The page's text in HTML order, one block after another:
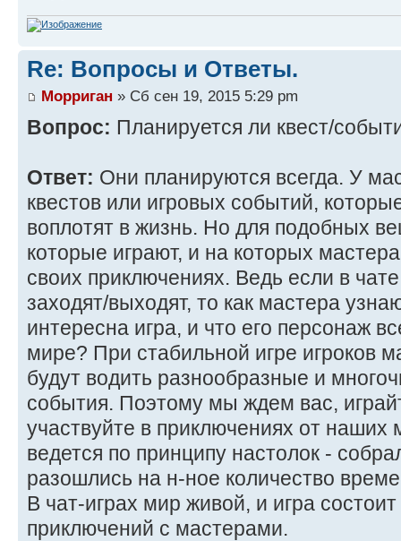
Re: Вопросы и Ответы.
Морриган » Сб сен 19, 2015 5:29 pm
Вопрос: Планируется ли квест/
Ответ: Они планируются всегда. У
квестов или игровых событий,
воплотят в жизнь. Но для подобных
которые играют, и на которых
своих приключениях. Ведь если в
заходят/выходят, то как мастера
интересна игра, и что его персонаж
мире? При стабильной игре игроков
будут водить разнообразные и
события. Поэтому мы ждем вас,
участвуйте в приключениях от наших
ведется по принципу настолок -
разошлись на н-ное количество
В чат-играх мир живой, и игра
приключений с мастерами.